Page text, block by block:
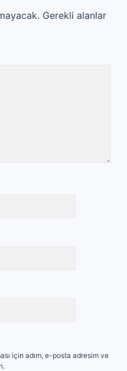
Gerekli alanlar
için adım, e-posta adresim ve